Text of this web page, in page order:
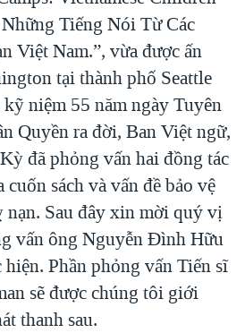
Ở VIỆT NAM
KIM TẠI VIỆT NAM
CHÍNH PHỦ VIỆT NAM
SÓNG TRỘM HẢI SÂM
VỌNG TỪ NÔNG THÔN MỸ
Tiếng Nói Từ Các
Việt Nam.”, vừa được ấn
tại thành phố Seattle
niệm 55 năm ngày Tuyên
Quyền ra đời, Ban Việt ngữ,
đã phỏng vấn hai đồng tác
sách và vấn đề bảo vệ
nạn. Sau đây xin mời quý vị
vấn ông Nguyễn Đình Hữu
Phần phỏng vấn Tiến sĩ
sẽ được chúng tôi giới
thanh sau.